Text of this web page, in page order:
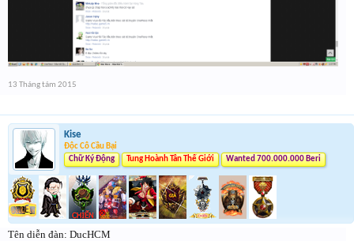
13 Tháng tám 2015
Kise
Độc Cô Cầu Bại
Chữ Ký Động
Tung Hoành Tân Thế Giới Wanted 700.000.000 Beri
Tên diễn đàn: DucHCM